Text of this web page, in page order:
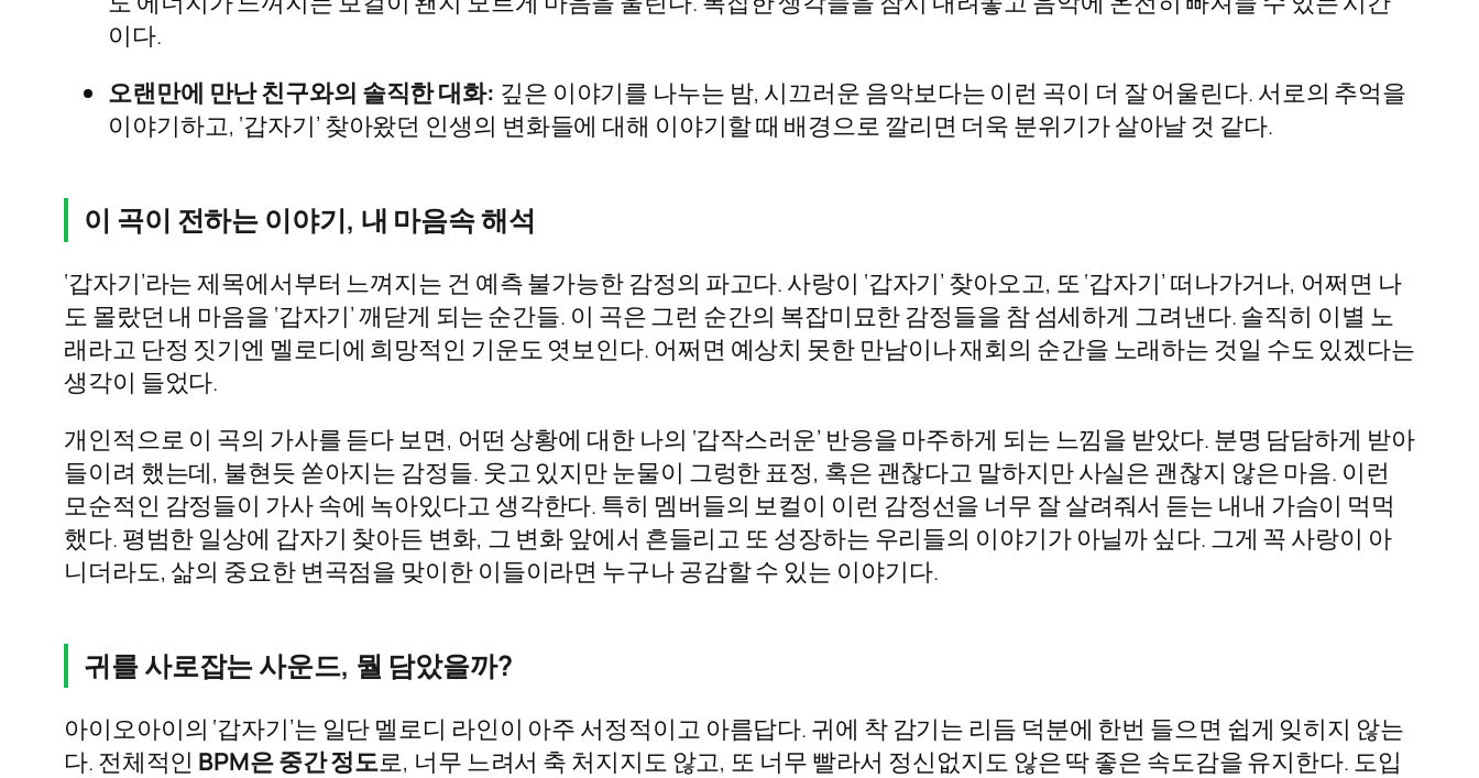
이다.
오랜만에 만난 친구와의 솔직한 대화: 깊은 이야기를 나누는 밤, 시끄러운 음악보다는 이런 곡이 더 잘 어울린다. 서로의 추억을
이야기하고, ‘갑자기’ 찾아왔던 인생의 변화들에 대해 이야기할 때 배경으로 깔리면 더욱 분위기가 살아날 것 같다.
이 곡이 전하는 이야기, 내 마음속 해석
‘갑자기’라는 제목에서부터 느껴지는 건 예측 불가능한 감정의 파고다. 사랑이 ‘갑자기’ 찾아오고, 또 ‘갑자기’ 떠나가거나, 어쩌면 나
도 몰랐던 내 마음을 ‘갑자기’ 깨닫게 되는 순간들. 이 곡은 그런 순간의 복잡미묘한 감정들을 참 섬세하게 그려낸다. 솔직히 이별 노
래라고 단정 짓기엔 멜로디에 희망적인 기운도 엿보인다. 어쩌면 예상치 못한 만남이나 재회의 순간을 노래하는 것일 수도 있겠다는
생각이 들었다.
개인적으로 이 곡의 가사를 듣다 보면, 어떤 상황에 대한 나의 ‘갑작스러운’ 반응을 마주하게 되는 느낌을 받았다. 분명 담담하게 받아
들이려 했는데, 불현듯 쏟아지는 감정들. 웃고 있지만 눈물이 그렁한 표정, 혹은 괜찮다고 말하지만 사실은 괜찮지 않은 마음. 이런
모순적인 감정들이 가사 속에 녹아있다고 생각한다. 특히 멤버들의 보컬이 이런 감정선을 너무 잘 살려줘서 듣는 내내 가슴이 먹먹
했다. 평범한 일상에 갑자기 찾아든 변화, 그 변화 앞에서 흔들리고 또 성장하는 우리들의 이야기가 아닐까 싶다. 그게 꼭 사랑이 아
니더라도, 삶의 중요한 변곡점을 맞이한 이들이라면 누구나 공감할 수 있는 이야기다.
귀를 사로잡는 사운드, 뭘 담았을까?
아이오아이의 ‘갑자기’는 일단 멜로디 라인이 아주 서정적이고 아름답다. 귀에 착 감기는 리듬 덕분에 한번 들으면 쉽게 잊히지 않는
다. 전체적인 BPM은 중간 정도로, 너무 느려서 축 처지지도 않고, 또 너무 빨라서 정신없지도 않은 딱 좋은 속도감을 유지한다. 도입